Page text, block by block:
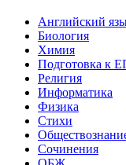
Английский
Биология
Химия
Подготовка к
Религия
Информатика
Физика
Стихи
Сочинения